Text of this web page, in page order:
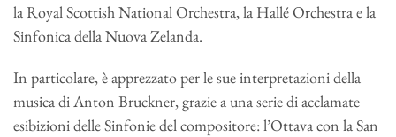
la Royal Scottish National Orchestra, la Hallé Orchestra e la
Sinfonica della Nuova Zelanda.
In particolare, è apprezzato per le sue interpretazioni della
musica di Anton Bruckner, grazie a una serie di acclamate
esibizioni delle Sinfonie del compositore: l’Ottava con la San